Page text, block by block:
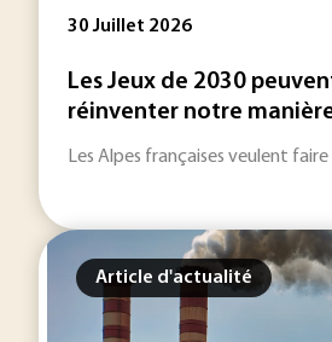
30 Juillet 2026
Les Jeux de 2030
réinventer notre
Les Alpes françaises veulent
Article d'actualité